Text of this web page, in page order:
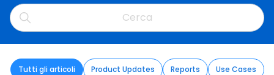
Tutti gli articoli Product Updates Reports Use Cases